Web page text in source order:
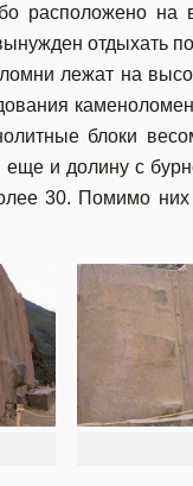
расположено на
отдыхать
лежат на
блоки
и долину с
30. Помимо них